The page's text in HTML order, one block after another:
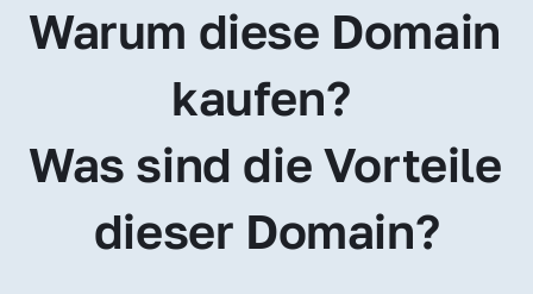
Warum diese Domain
kaufen?
Was sind die Vorteile
dieser Domain?